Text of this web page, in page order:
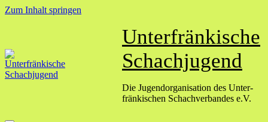
Zum Inhalt springen
Unterfränkische
Schachjugend
Die Jugend­organisation des Unter­
fränkischen Schach­verbandes e.V.